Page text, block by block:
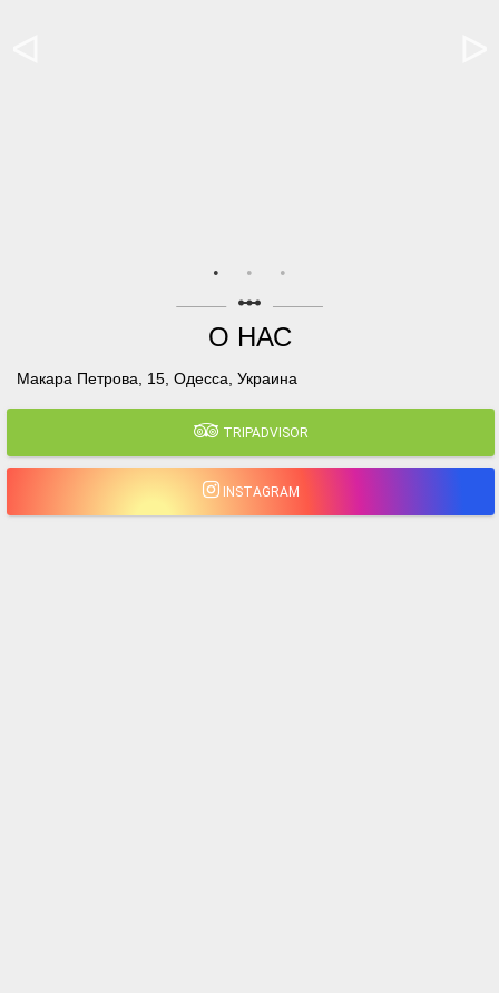
linear_scale
О НАС
Макара Петрова, 15, Одесса, Украина
TRIPADVISOR
INSTAGRAM